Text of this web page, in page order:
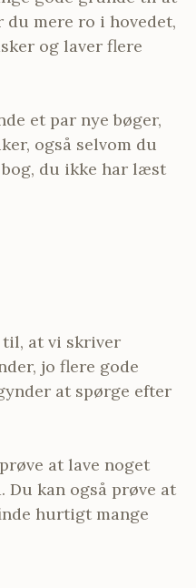
mere ro i hovedet,
og laver flere
et par nye bøger,
også selvom du
du ikke har læst
til, at vi skriver
jo flere gode
at spørge efter
at lave noget
kan også prøve at
hurtigt mange